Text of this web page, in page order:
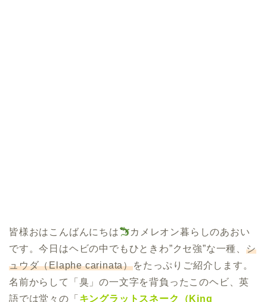
皆様おはこんばんにちは
カメレオン暮らしのあおい
です。今日はヘビの中でもひときわ”クセ強”な一種、 シ
ュウダ（Elaphe carinata）をたっぷりご紹介します。
名前からして「臭」の一文字を背負ったこのヘビ、英
語では堂々の「 キングラットスネーク（King